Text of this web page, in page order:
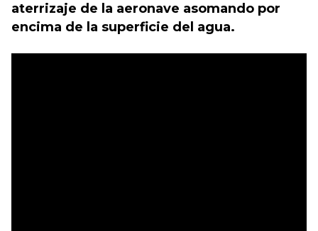
aterrizaje de la aeronave asomando por
encima de la superficie del agua.